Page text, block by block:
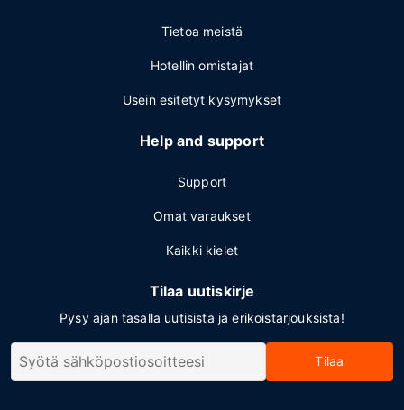
Tietoa meistä
Hotellin omistajat
Usein esitetyt kysymykset
Help and support
Support
Omat varaukset
Kaikki kielet
Tilaa uutiskirje
Pysy ajan tasalla uutisista ja erikoistarjouksista!
Tilaa